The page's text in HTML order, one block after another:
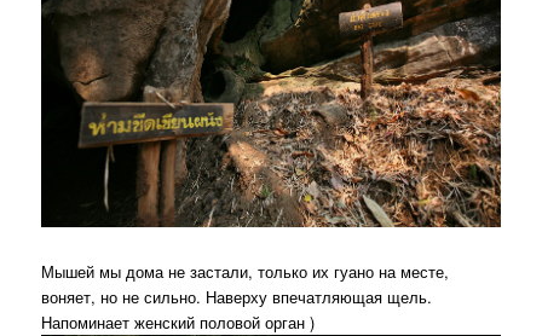
Мышей мы дома не застали, только их гуано на месте,
воняет, но не сильно. Наверху впечатляющая щель.
Напоминает женский половой орган )